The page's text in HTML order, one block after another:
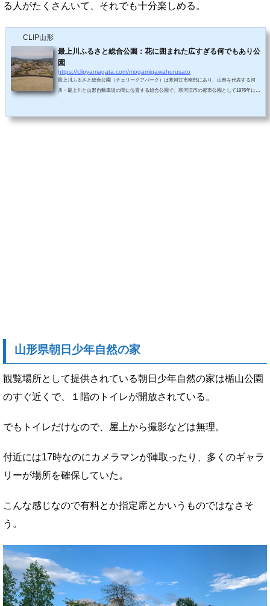
る人がたくさんいて、それでも十分楽しめる。
CLIP山形
最上川ふるさと総合公園：花に囲まれた広すぎる何でもあり公
園
https://clipyamagata.com/mogamigawahurusato
最上川ふるさと総合公園（チェリークアパーク）は寒河江市南部にあり、山形を代表する河
川・最上川と山形自動車道の間に位置する総合公園で、寒河江市の都市公園として1976年に開
も持っています。一般道からの利用も可能です。夏に咲くバラ１公園の特徴は最上川や周囲の
山形県朝日少年自然の家
観覧場所として提供されている朝日少年自然の家は楯山公園
のすぐ近くで、１階のトイレが開放されている。
でもトイレだけなので、屋上から撮影などは無理。
付近には17時なのにカメラマンが陣取ったり、多くのギャラ
リーが場所を確保していた。
こんな感じなので有料とか指定席とかいうものではなさそ
う。